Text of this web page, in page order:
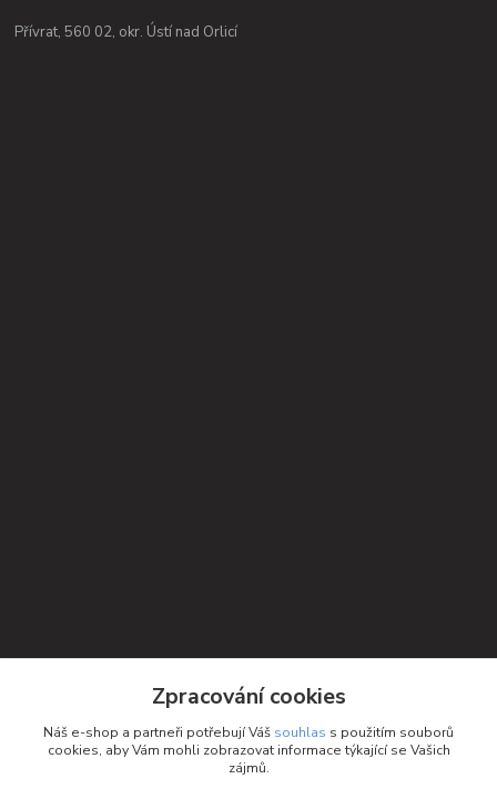
Přívrat, 560 02, okr. Ústí nad Orlicí
+420 732 552 122
Zpracování cookies
Náš e-shop a partneři potřebují Váš souhlas s použitím souborů
cookies, aby Vám mohli zobrazovat informace týkající se Vašich
zájmů.